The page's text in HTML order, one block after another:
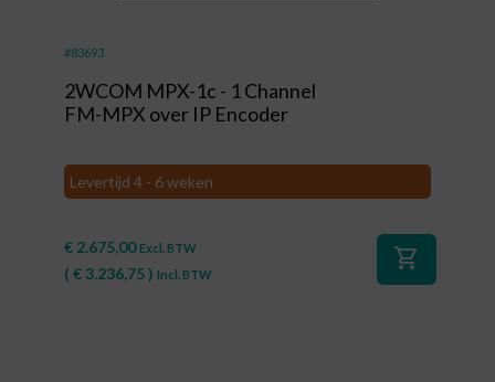
#83693
2WCOM MPX-1c - 1 Channel
FM-MPX over IP Encoder
Levertijd 4 - 6 weken
€ 2.675,00 Excl. BTW
( € 3.236,75) Incl. BTW
shopping_cart